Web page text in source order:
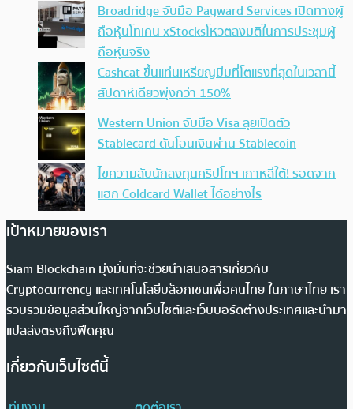
Broadridge จับมือ Payward Services เปิดทางผู้
ถือหุ้นโทเคน xStocksโหวตลงมติในการประชุมผู้
ถือหุ้นจริง
Cashcat ขึ้นแท่นเหรียญมีมที่โตแรงที่สุดในเวลานี้
สัปดาห์เดียวพุ่งกว่า 150%
Western Union จับมือ Visa ลุยเปิดตัว
Stablecard ดันโอนเงินผ่าน Stablecoin
ไขความลับนักลงทุนคริปโทฯ เกาหลีใต้! รอดจาก
แฮก Coldcard Wallet ได้อย่างไร
เป้าหมายของเรา
Siam Blockchain มุ่งมั่นที่จะช่วยนำเสนอสารเกี่ยวกับ
Cryptocurrency และเทคโนโลยีบล็อกเชนเพื่อคนไทย ในภาษาไทย เรา
รวบรวมข้อมูลส่วนใหญ่จากเว็บไซต์และเว็บบอร์ดต่างประเทศและนำมา
แปลส่งตรงถึงฟีดคุณ
เกี่ยวกับเว็บไซต์นี้